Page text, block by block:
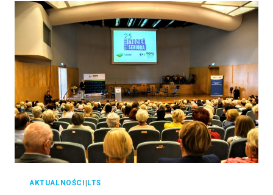
AKTUALNOŚCI LTS